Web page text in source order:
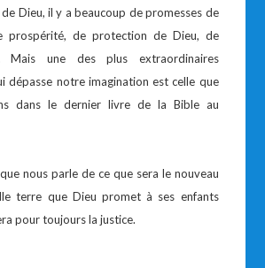
Dieu, il y a beaucoup de promesses de
prospérité, de protection de Dieu, de
Mais une des plus extraordinaires
dépasse notre imagination est celle que
dans le dernier livre de la Bible au
nous parle de ce que sera le nouveau
terre que Dieu promet à ses enfants
pour toujours la justice.